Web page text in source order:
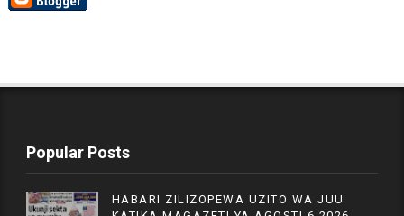
Popular Posts
HABARI ZILIZOPEWA UZITO WA JUU